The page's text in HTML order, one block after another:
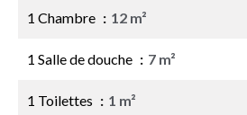
1 Chambre 12 m²
1 Salle de douche 7 m²
1 Toilettes 1 m²